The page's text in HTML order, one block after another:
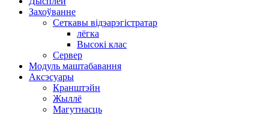
Захоўванне
Сеткавы відэарэгістратар
лёгка
Высокі клас
Сервер
Модуль маштабавання
Аксэсуары
Кранштэйн
Жыллё
Магутнасць